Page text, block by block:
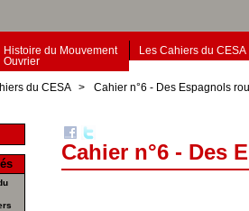
Histoire du Mouvement
Ouvrier
Les Cahiers du CESA
du CESA > Cahier n°6 - Des Espagnols
Cahier n°6 - Des